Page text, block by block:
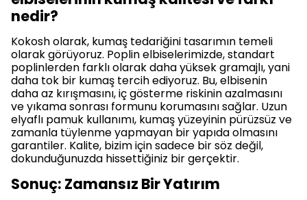
nedir?
Kokosh olarak, kumaş tedariğini tasarımın temeli
olarak görüyoruz. Poplin elbiselerimizde, standart
poplinlerden farklı olarak daha yüksek gramajlı, yani
daha tok bir kumaş tercih ediyoruz. Bu, elbisenin
daha az kırışmasını, iç gösterme riskinin azalmasını
ve yıkama sonrası formunu korumasını sağlar. Uzun
elyaflı pamuk kullanımı, kumaş yüzeyinin pürüzsüz ve
zamanla tüylenme yapmayan bir yapıda olmasını
garantiler. Kalite, bizim için sadece bir söz değil,
dokunduğunuzda hissettiğiniz bir gerçektir.
Sonuç: Zamansız Bir Yatırım